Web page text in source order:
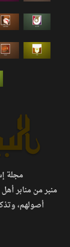
مجلة
منبر من منابر
أصولهم،